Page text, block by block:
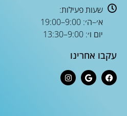
שעות פעילות:
א׳–ה׳: 9:00–19:00
יום ו׳: 9:00–13:30
עקבו אחרינו